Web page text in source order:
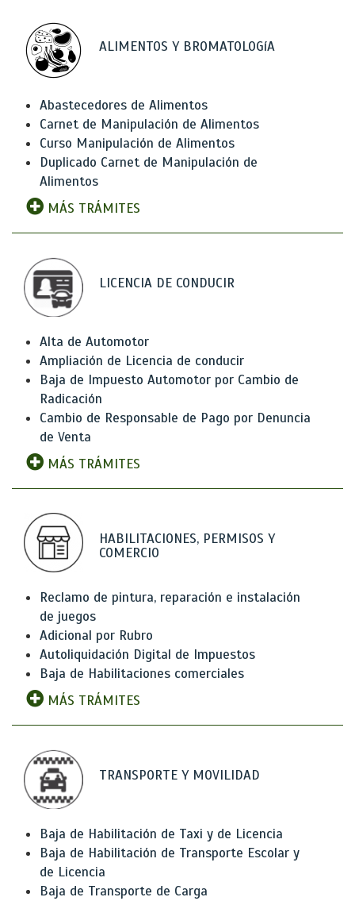
ALIMENTOS Y BROMATOLOGíA
Abastecedores de Alimentos
Carnet de Manipulación de Alimentos
Curso Manipulación de Alimentos
Duplicado Carnet de Manipulación de
Alimentos
MÁS TRÁMITES
LICENCIA DE CONDUCIR
Alta de Automotor
Ampliación de Licencia de conducir
Baja de Impuesto Automotor por Cambio de
Radicación
Cambio de Responsable de Pago por Denuncia
de Venta
MÁS TRÁMITES
HABILITACIONES, PERMISOS Y
COMERCIO
Reclamo de pintura, reparación e instalación
de juegos
Adicional por Rubro
Autoliquidación Digital de Impuestos
Baja de Habilitaciones comerciales
MÁS TRÁMITES
TRANSPORTE Y MOVILIDAD
Baja de Habilitación de Taxi y de Licencia
Baja de Habilitación de Transporte Escolar y
de Licencia
Baja de Transporte de Carga